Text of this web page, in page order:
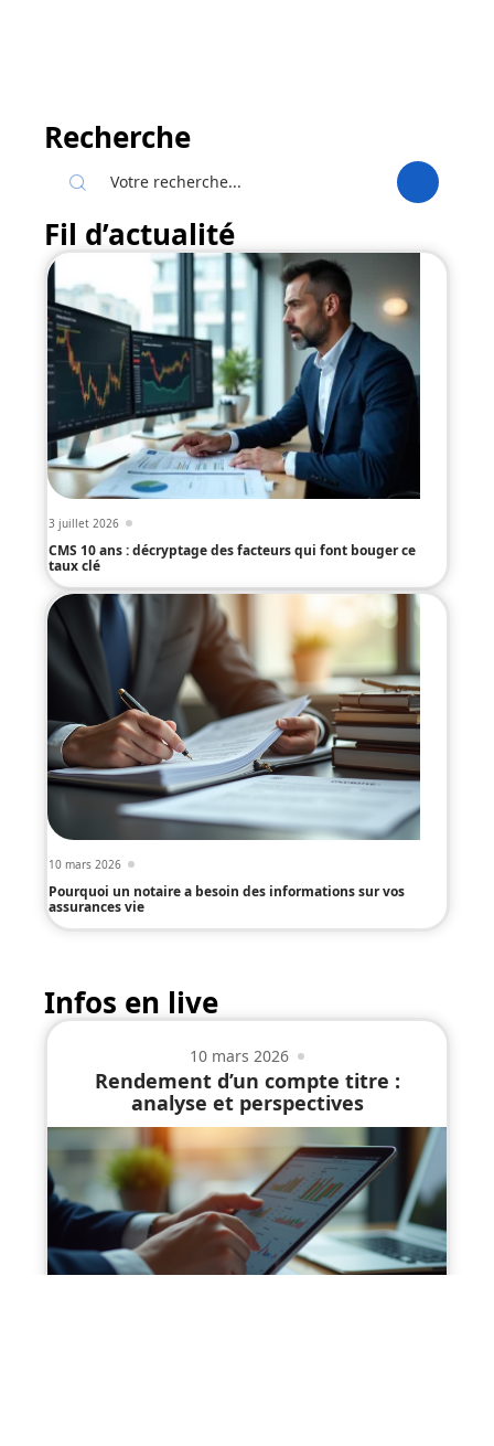
Recherche
Fil d’actualité
3 juillet 2026
CMS 10 ans : décryptage des facteurs qui font bouger ce
taux clé
10 mars 2026
Pourquoi un notaire a besoin des informations sur vos
assurances vie
Infos en live
10 mars 2026
Rendement d’un compte titre :
analyse et perspectives